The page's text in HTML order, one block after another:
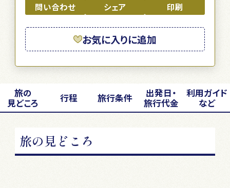
問い合わせ シェア 印刷
お気に入りに追加
旅の
見どころ
行程 旅行条件
出発日・
旅行代金
利用ガイド
など
旅の見どころ